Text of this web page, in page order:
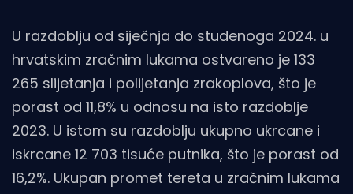
U razdoblju od siječnja do studenoga 2024. u
hrvatskim zračnim lukama ostvareno je 133
265 slijetanja i polijetanja zrakoplova, što je
porast od 11,8% u odnosu na isto razdoblje
2023. U istom su razdoblju ukupno ukrcane i
iskrcane 12 703 tisuće putnika, što je porast od
16,2%. Ukupan promet tereta u zračnim lukama